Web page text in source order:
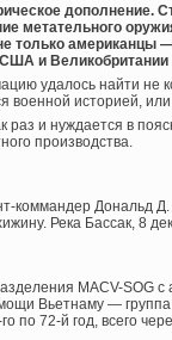
дополнение.
метательного
только американцы
и Великобритании
удалось найти не
военной историей, или
раз и нуждается в
производства.
коммандер Дональд
Река Бассак, 8
MACV-SOG
Вьетнаму —
по 72-й год, всего